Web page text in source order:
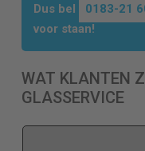
Dus bel 0183-21
voor staan!
WAT KLANTEN
GLASSERVICE